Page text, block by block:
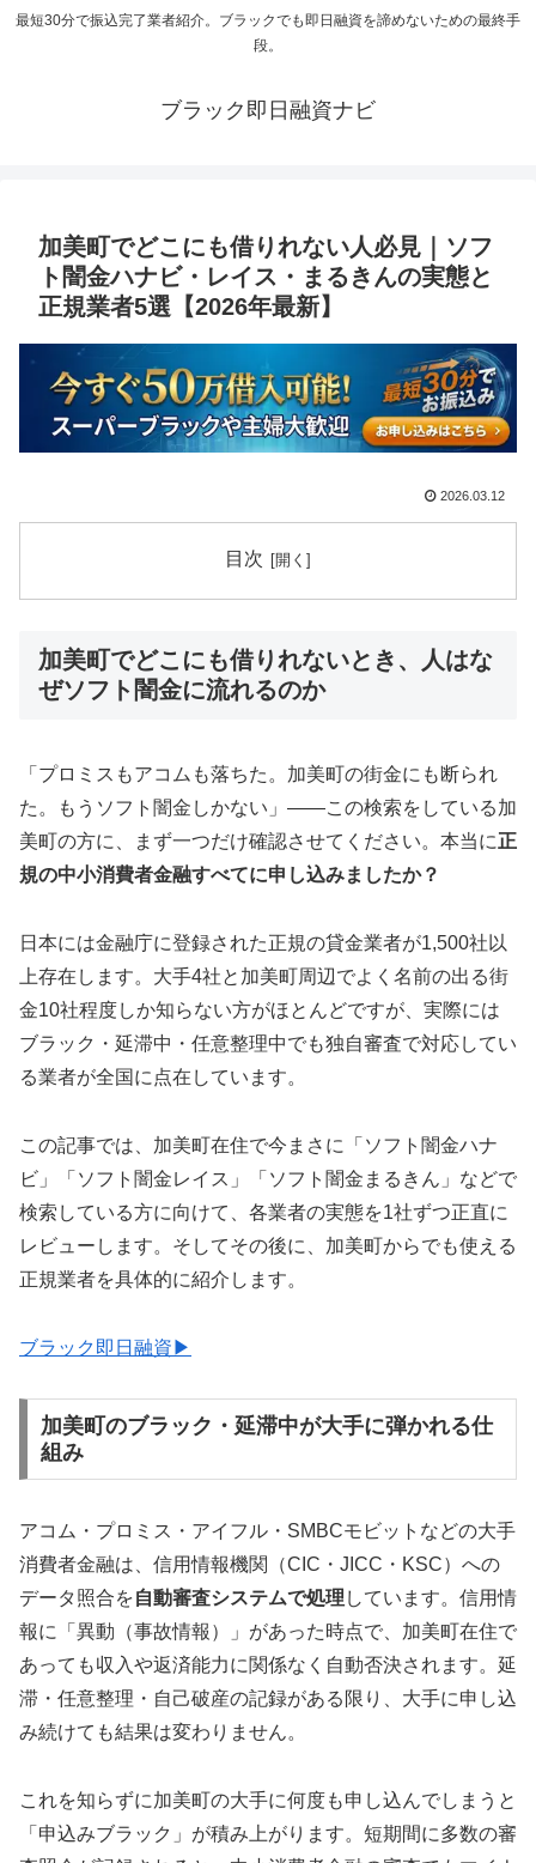
最短30分で振込完了業者紹介。ブラックでも即日融資を諦めないための最終手
段。
ブラック即日融資ナビ
加美町でどこにも借りれない人必見｜ソフ
ト闇金ハナビ・レイス・まるきんの実態と
正規業者5選【2026年最新】
2026.03.12
目次
加美町でどこにも借りれないとき、人はな
ぜソフト闇金に流れるのか
「プロミスもアコムも落ちた。加美町の街金にも断られ
た。もうソフト闇金しかない」——この検索をしている加
美町の方に、まず一つだけ確認させてください。本当に正
規の中小消費者金融すべてに申し込みましたか？
日本には金融庁に登録された正規の貸金業者が1,500社以
上存在します。大手4社と加美町周辺でよく名前の出る街
金10社程度しか知らない方がほとんどですが、実際には
ブラック・延滞中・任意整理中でも独自審査で対応してい
る業者が全国に点在しています。
この記事では、加美町在住で今まさに「ソフト闇金ハナ
ビ」「ソフト闇金レイス」「ソフト闇金まるきん」などで
検索している方に向けて、各業者の実態を1社ずつ正直に
レビューします。そしてその後に、加美町からでも使える
正規業者を具体的に紹介します。
ブラック即日融資▶
加美町のブラック・延滞中が大手に弾かれる仕
組み
アコム・プロミス・アイフル・SMBCモビットなどの大手
消費者金融は、信用情報機関（CIC・JICC・KSC）への
データ照合を自動審査システムで処理 しています。信用情
報に「異動（事故情報）」があった時点で、加美町在住で
あっても収入や返済能力に関係なく自動否決されます。延
滞・任意整理・自己破産の記録がある限り、大手に申し込
み続けても結果は変わりません。
これを知らずに加美町の大手に何度も申し込んでしまうと
「申込みブラック」が積み上がります。短期間に多数の審